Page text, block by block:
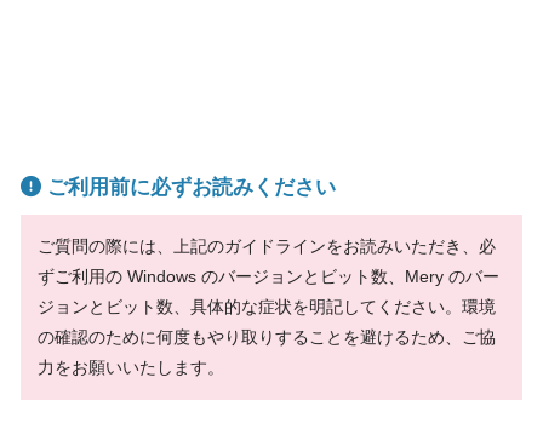
ご利用前に必ずお読みください
ご質問の際には、上記のガイドラインをお読みいただき、必
ずご利用の Windows のバージョンとビット数、Mery のバー
ジョンとビット数、具体的な症状を明記してください。環境
の確認のために何度もやり取りすることを避けるため、ご協
力をお願いいたします。